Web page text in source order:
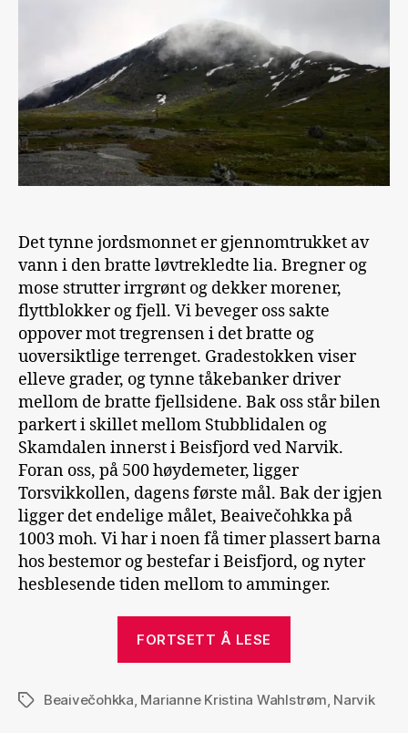
Det tynne jordsmonnet er gjennomtrukket av
vann i den bratte løvtrekledte lia. Bregner og
mose strutter irrgrønt og dekker morener,
flyttblokker og fjell. Vi beveger oss sakte
oppover mot tregrensen i det bratte og
uoversiktlige terrenget. Gradestokken viser
elleve grader, og tynne tåkebanker driver
mellom de bratte fjellsidene. Bak oss står bilen
parkert i skillet mellom Stubblidalen og
Skamdalen innerst i Beisfjord ved Narvik.
Foran oss, på 500 høydemeter, ligger
Torsvikkollen, dagens første mål. Bak der igjen
ligger det endelige målet, Beaivečohkka på
1003 moh. Vi har i noen få timer plassert barna
hos bestemor og bestefar i Beisfjord, og nyter
hesblesende tiden mellom to amminger.
FORTSETT Å LESE
StikkordBeaivečohkka, Marianne Kristina Wahlstrøm, Narvik